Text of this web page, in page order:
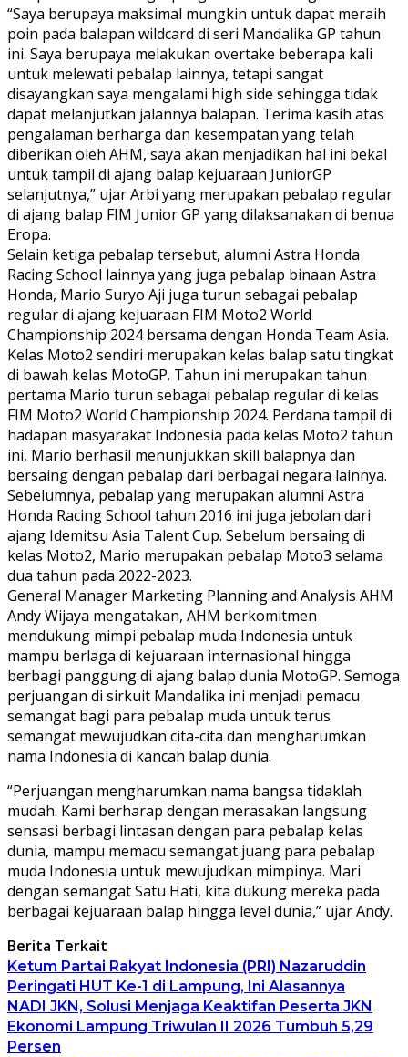
“Saya berupaya maksimal mungkin untuk dapat meraih
poin pada balapan wildcard di seri Mandalika GP tahun
ini. Saya berupaya melakukan overtake beberapa kali
untuk melewati pebalap lainnya, tetapi sangat
disayangkan saya mengalami high side sehingga tidak
dapat melanjutkan jalannya balapan. Terima kasih atas
pengalaman berharga dan kesempatan yang telah
diberikan oleh AHM, saya akan menjadikan hal ini bekal
untuk tampil di ajang balap kejuaraan JuniorGP
selanjutnya,” ujar Arbi yang merupakan pebalap regular
di ajang balap FIM Junior GP yang dilaksanakan di benua
Eropa.
Selain ketiga pebalap tersebut, alumni Astra Honda
Racing School lainnya yang juga pebalap binaan Astra
Honda, Mario Suryo Aji juga turun sebagai pebalap
regular di ajang kejuaraan FIM Moto2 World
Championship 2024 bersama dengan Honda Team Asia.
Kelas Moto2 sendiri merupakan kelas balap satu tingkat
di bawah kelas MotoGP. Tahun ini merupakan tahun
pertama Mario turun sebagai pebalap regular di kelas
FIM Moto2 World Championship 2024. Perdana tampil di
hadapan masyarakat Indonesia pada kelas Moto2 tahun
ini, Mario berhasil menunjukkan skill balapnya dan
bersaing dengan pebalap dari berbagai negara lainnya.
Sebelumnya, pebalap yang merupakan alumni Astra
Honda Racing School tahun 2016 ini juga jebolan dari
ajang Idemitsu Asia Talent Cup. Sebelum bersaing di
kelas Moto2, Mario merupakan pebalap Moto3 selama
dua tahun pada 2022-2023.
General Manager Marketing Planning and Analysis AHM
Andy Wijaya mengatakan, AHM berkomitmen
mendukung mimpi pebalap muda Indonesia untuk
mampu berlaga di kejuaraan internasional hingga
berbagi panggung di ajang balap dunia MotoGP. Semoga
perjuangan di sirkuit Mandalika ini menjadi pemacu
semangat bagi para pebalap muda untuk terus
semangat mewujudkan cita-cita dan mengharumkan
nama Indonesia di kancah balap dunia.
“Perjuangan mengharumkan nama bangsa tidaklah
mudah. Kami berharap dengan merasakan langsung
sensasi berbagi lintasan dengan para pebalap kelas
dunia, mampu memacu semangat juang para pebalap
muda Indonesia untuk mewujudkan mimpinya. Mari
dengan semangat Satu Hati, kita dukung mereka pada
berbagai kejuaraan balap hingga level dunia,” ujar Andy.
Berita Terkait
Ketum Partai Rakyat Indonesia (PRI) Nazaruddin
Peringati HUT Ke-1 di Lampung, Ini Alasannya
NADI JKN, Solusi Menjaga Keaktifan Peserta JKN
Ekonomi Lampung Triwulan II 2026 Tumbuh 5,29
Persen